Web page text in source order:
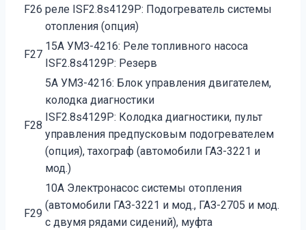
F26 реле ISF2.8s4129Р: Подогреватель системы
отопления (опция)
F27
15А УМЗ-4216: Реле топливного насоса
ISF2.8s4129Р: Резерв
F28
5А УМЗ-4216: Блок управления двигателем,
колодка диагностики
ISF2.8s4129Р: Колодка диагностики, пульт
управления предпусковым подогревателем
(опция), тахограф (автомобили ГАЗ-3221 и
мод.)
F29
10А Электронасос системы отопления
(автомобили ГАЗ-3221 и мод., ГАЗ-2705 и мод.
с двумя рядами сидений), муфта